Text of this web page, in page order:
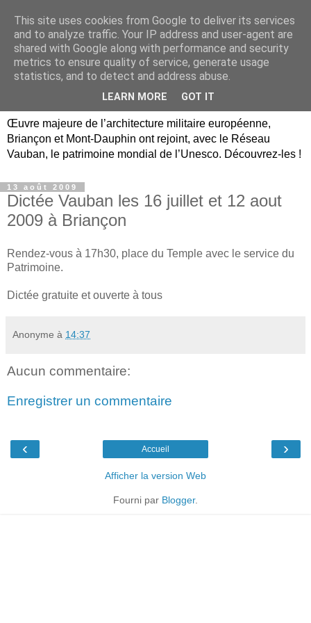
Briançon, Mont-Dauphin,
Vauban Unesco Hautes-
Œuvre majeure de l’architecture militaire européenne,
Briançon et Mont-Dauphin ont rejoint, avec le Réseau
Vauban, le patrimoine mondial de l’Unesco. Découvrez-les !
13 août 2009
Dictée Vauban les 16 juillet et 12 aout
2009 à Briançon
Rendez-vous à 17h30, place du Temple avec le service du
Patrimoine.
Dictée gratuite et ouverte à tous
Anonyme à 14:37
Aucun commentaire:
Enregistrer un commentaire
‹ ›
Accueil
Afficher la version Web
Fourni par Blogger.
This site uses cookies from Google to deliver its services
and to analyze traffic. Your IP address and user-agent are
shared with Google along with performance and security
metrics to ensure quality of service, generate usage
statistics, and to detect and address abuse.
LEARN MORE GOT IT